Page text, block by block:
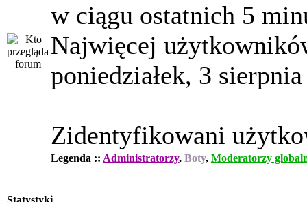
w ciągu ostatnich 5
Najwięcej
poniedziałek, 3
Zidentyfikowani
Legenda :: Administratorzy, Boty, Moderatorzy